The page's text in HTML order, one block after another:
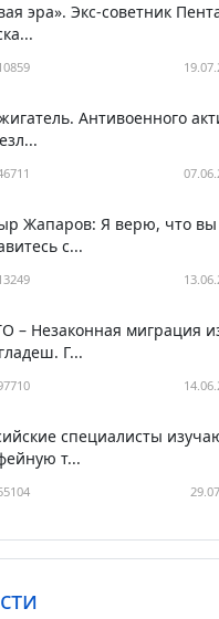
эра». Экс-советник
Антивоенного
Жапаров: Я верю, что вы
с...
– Незаконная миграция
Г...
специалисты
т...